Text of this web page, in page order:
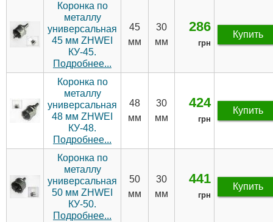
Коронка по
металлу
универсальная
45 мм ZHWEI
КУ-45.
Подробнее...
45
мм
30
мм
286
грн
Купить
Коронка по
металлу
универсальная
48 мм ZHWEI
КУ-48.
Подробнее...
48
мм
30
мм
424
грн
Купить
Коронка по
металлу
универсальная
50 мм ZHWEI
КУ-50.
Подробнее...
50
мм
30
мм
441
грн
Купить